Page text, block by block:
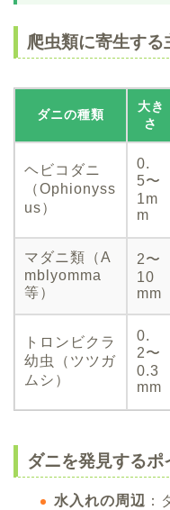
爬虫類に寄生する
ダニの種類
大き
さ
ヘビコダニ
（Ophionyss
us）
0.
5〜
1m
m
マダニ類（A
mblyomma
等）
2〜
10
mm
トロンビクラ
幼虫（ツツガ
ムシ）
0.
2〜
0.3
mm
ダニを発見するポ
水入れの周辺
：